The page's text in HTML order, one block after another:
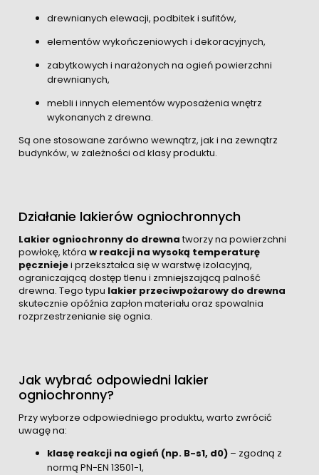
drewnianych elewacji, podbitek i sufitów,
elementów wykończeniowych i dekoracyjnych,
zabytkowych i narażonych na ogień powierzchni
drewnianych,
mebli i innych elementów wyposażenia wnętrz
wykonanych z drewna.
Są one stosowane zarówno wewnątrz, jak i na zewnątrz
budynków, w zależności od klasy produktu.
Działanie lakierów ogniochronnych
Lakier ogniochronny do drewnatworzy na powierzchni
powłokę, która w reakcji na wysoką temperaturę
pęczniejei przekształca się w warstwę izolacyjną,
ograniczającą dostęp tlenu i zmniejszającą palność
drewna. Tego typu lakier przeciwpożarowy do drewna
skutecznie opóźnia zapłon materiału oraz spowalnia
rozprzestrzenianie się ognia.
Jak wybrać odpowiedni lakier
ogniochronny?
Przy wyborze odpowiedniego produktu, warto zwrócić
uwagę na:
klasę reakcji na ogień (np. B-s1, d0) – zgodną z
normą PN-EN 13501-1,